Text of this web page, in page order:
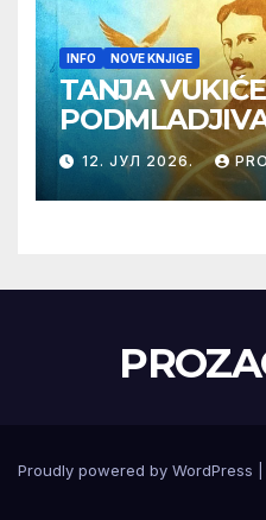
INFO NOVE KNJIGE
TANJA
TELA SA
12. ЈУЛ 2026.
Proudly powered by WordPress